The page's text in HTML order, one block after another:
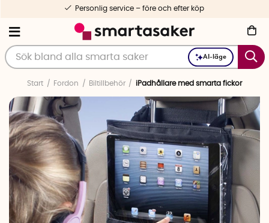
AI-läge
Personlig service – före och efter köp
Start Fordon Biltillbehör iPadhållare med smarta fickor